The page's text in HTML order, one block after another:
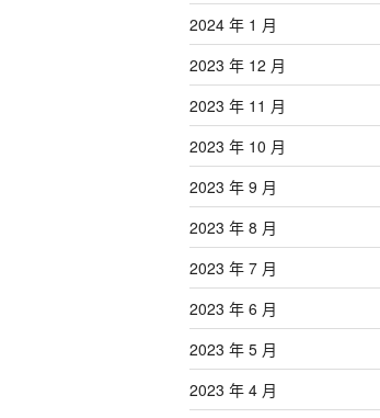
2024 年 1 月
2023 年 12 月
2023 年 11 月
2023 年 10 月
2023 年 9 月
2023 年 8 月
2023 年 7 月
2023 年 6 月
2023 年 5 月
2023 年 4 月